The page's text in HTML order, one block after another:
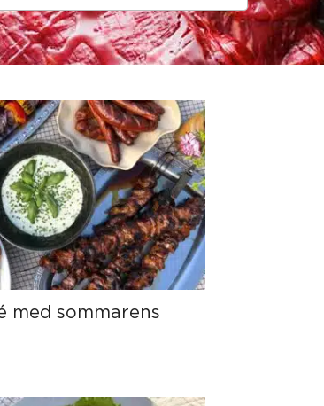
med sommarens